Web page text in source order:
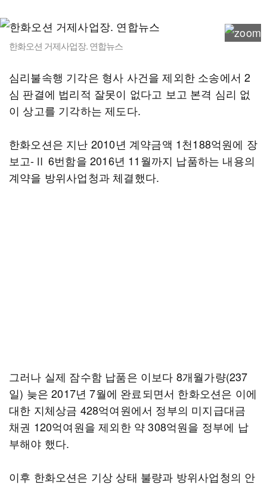
한화오션 거제사업장. 연합뉴스
심리불속행 기각은 형사 사건을 제외한 소송에서 2
심 판결에 법리적 잘못이 없다고 보고 본격 심리 없
이 상고를 기각하는 제도다.
한화오션은 지난 2010년 계약금액 1천188억원에 장
보고-Ⅱ 6번함을 2016년 11월까지 납품하는 내용의
계약을 방위사업청과 체결했다.
그러나 실제 잠수함 납품은 이보다 8개월가량(237
일) 늦은 2017년 7월에 완료되면서 한화오션은 이에
대한 지체상금 428억여원에서 정부의 미지급대금
채권 120억여원을 제외한 약 308억원을 정부에 납
부해야 했다.
이후 한화오션은 기상 상태 불량과 방위사업청의 안